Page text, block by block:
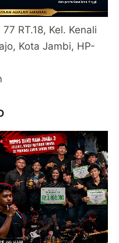
RT.18, Kel. Kenali
Kota Jambi, HP-